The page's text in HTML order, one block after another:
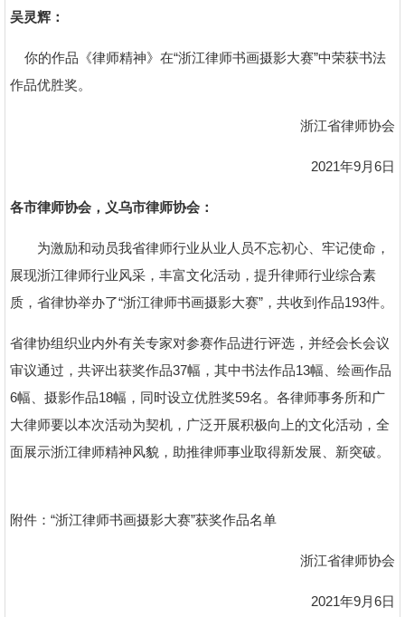
吴灵辉：
你的作品《律师精神》在“浙江律师书画摄影大赛”中荣获书法
作品优胜奖。
浙江省律师协会
2021年9月6日
各市律师协会，义乌市律师协会：
为激励和动员我省律师行业从业人员不忘初心、牢记使命，
展现浙江律师行业风采，丰富文化活动，提升律师行业综合素
质，省律协举办了“浙江律师书画摄影大赛”，共收到作品193件。
省律协组织业内外有关专家对参赛作品进行评选，并经会长会议
审议通过，共评出获奖作品37幅，其中书法作品13幅、绘画作品
6幅、摄影作品18幅，同时设立优胜奖59名。各律师事务所和广
大律师要以本次活动为契机，广泛开展积极向上的文化活动，全
面展示浙江律师精神风貌，助推律师事业取得新发展、新突破。
附件：“浙江律师书画摄影大赛”获奖作品名单
浙江省律师协会
2021年9月6日